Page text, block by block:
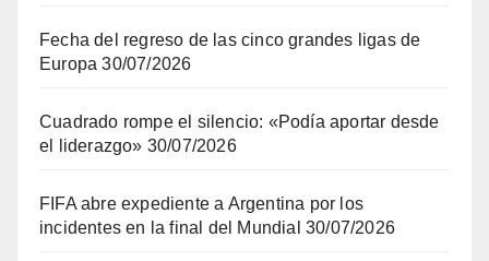
Fecha del regreso de las cinco grandes ligas de
Europa 30/07/2026
Cuadrado rompe el silencio: «Podía aportar desde
el liderazgo» 30/07/2026
FIFA abre expediente a Argentina por los
incidentes en la final del Mundial 30/07/2026